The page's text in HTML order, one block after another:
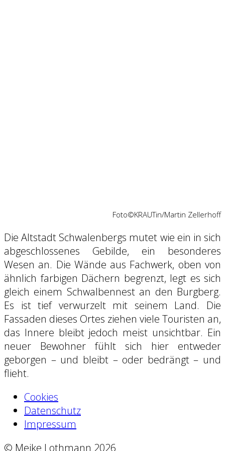
Foto©KRAUTin/Martin Zellerhoff
Die Altstadt Schwalenbergs mutet wie ein in sich
abgeschlossenes Gebilde, ein besonderes
Wesen an. Die Wände aus Fachwerk, oben von
ähnlich farbigen Dächern begrenzt, legt es sich
gleich einem Schwalbennest an den Burgberg.
Es ist tief verwurzelt mit seinem Land. Die
Fassaden dieses Ortes ziehen viele Touristen an,
das Innere bleibt jedoch meist unsichtbar. Ein
neuer Bewohner fühlt sich hier entweder
geborgen – und bleibt – oder bedrängt – und
flieht.
Cookies
Datenschutz
Impressum
© Meike Lothmann 2026